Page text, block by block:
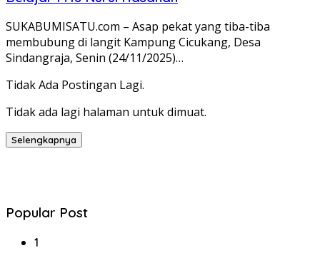
SUKABUMISATU.com – Asap pekat yang tiba-tiba
membubung di langit Kampung Cicukang, Desa
Sindangraja, Senin (24/11/2025)…
Tidak Ada Postingan Lagi.
Tidak ada lagi halaman untuk dimuat.
Selengkapnya
Popular Post
1